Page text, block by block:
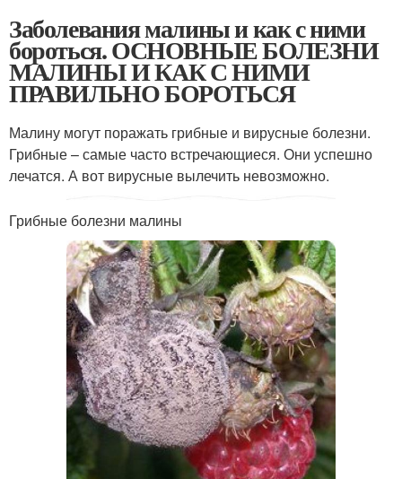
Заболевания малины и как с ними
бороться. ОСНОВНЫЕ БОЛЕЗНИ
МАЛИНЫ И КАК С НИМИ
ПРАВИЛЬНО БОРОТЬСЯ
Малину могут поражать грибные и вирусные болезни.
Грибные – самые часто встречающиеся. Они успешно
лечатся. А вот вирусные вылечить невозможно.
Грибные болезни малины